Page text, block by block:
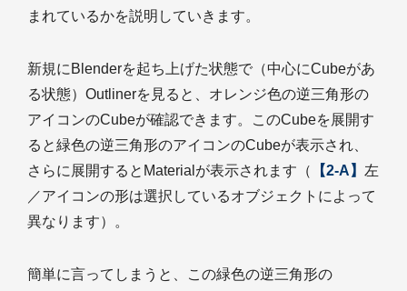
まれているかを説明していきます。
新規にBlenderを起ち上げた状態で（中心にCubeがあ
る状態）Outlinerを見ると、オレンジ色の逆三角形の
アイコンのCubeが確認できます。このCubeを展開す
ると緑色の逆三角形のアイコンのCubeが表示され、
さらに展開するとMaterialが表示されます（
【2-A】 左
／アイコンの形は選択しているオブジェクトによって
異なります）。
簡単に言ってしまうと、この緑色の逆三角形の